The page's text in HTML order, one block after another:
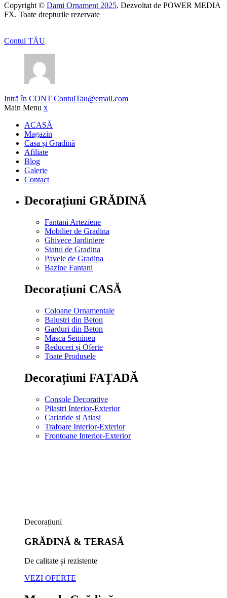
Copyright © Dami Ornament 2025. Dezvoltat de POWER MEDIA
FX. Toate drepturile rezervate
Contul TĂU
Intră în CONT ContulTau@email.com
Main Menu x
ACASĂ
Magazin
Casa și Gradină
Afiliate
Blog
Galerie
Contact
Decorațiuni GRĂDINĂ
Fantani Arteziene
Mobilier de Gradina
Ghivece Jardiniere
Statui de Gradina
Pavele de Gradina
Bazine Fantani
Decorațiuni CASĂ
Coloane Ornamentale
Balustri din Beton
Garduri din Beton
Masca Semineu
Reduceri și Oferte
Toate Produsele
Decorațiuni FAȚADĂ
Console Decorative
Pilastri Interior-Exterior
Cariatide si Atlasi
Trafoare Interior-Exterior
Frontoane Interior-Exterior
Decorațiuni
GRĂDINĂ & TERASĂ
De calitate și rezistente
VEZI OFERTE